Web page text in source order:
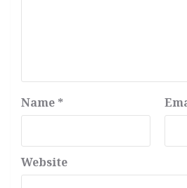
Name *
Website